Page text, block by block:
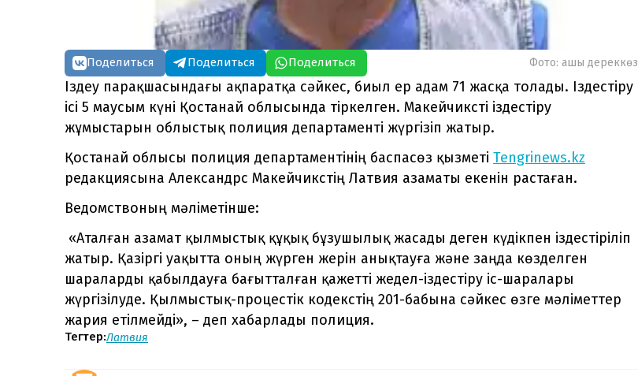
Поделиться Поделиться Поделиться Фото: ашық дереккөз
Іздеу парақшасындағы ақпаратқа сәйкес, биыл ер адам 71 жасқа толады. Іздестіру
ісі 5 маусым күні Қостанай облысында тіркелген. Макейчиксті іздестіру
жұмыстарын облыстық полиция департаменті жүргізіп жатыр.
Қостанай облысы полиция департаментінің баспасөз қызметі Tengrinews.kz
редакциясына Александрс Макейчикстің Латвия азаматы екенін растаған.
Ведомствоның мәліметінше:
«Аталған азамат қылмыстық құқық бұзушылық жасады деген күдікпен іздестіріліп
жатыр. Қазіргі уақытта оның жүрген жерін анықтауға және заңда көзделген
шараларды қабылдауға бағытталған қажетті жедел-іздестіру іс-шаралары
жүргізілуде. Қылмыстық-процестік кодекстің 201-бабына сәйкес өзге мәліметтер
жария етілмейді», – деп хабарлады полиция.
Тегтер:Латвия